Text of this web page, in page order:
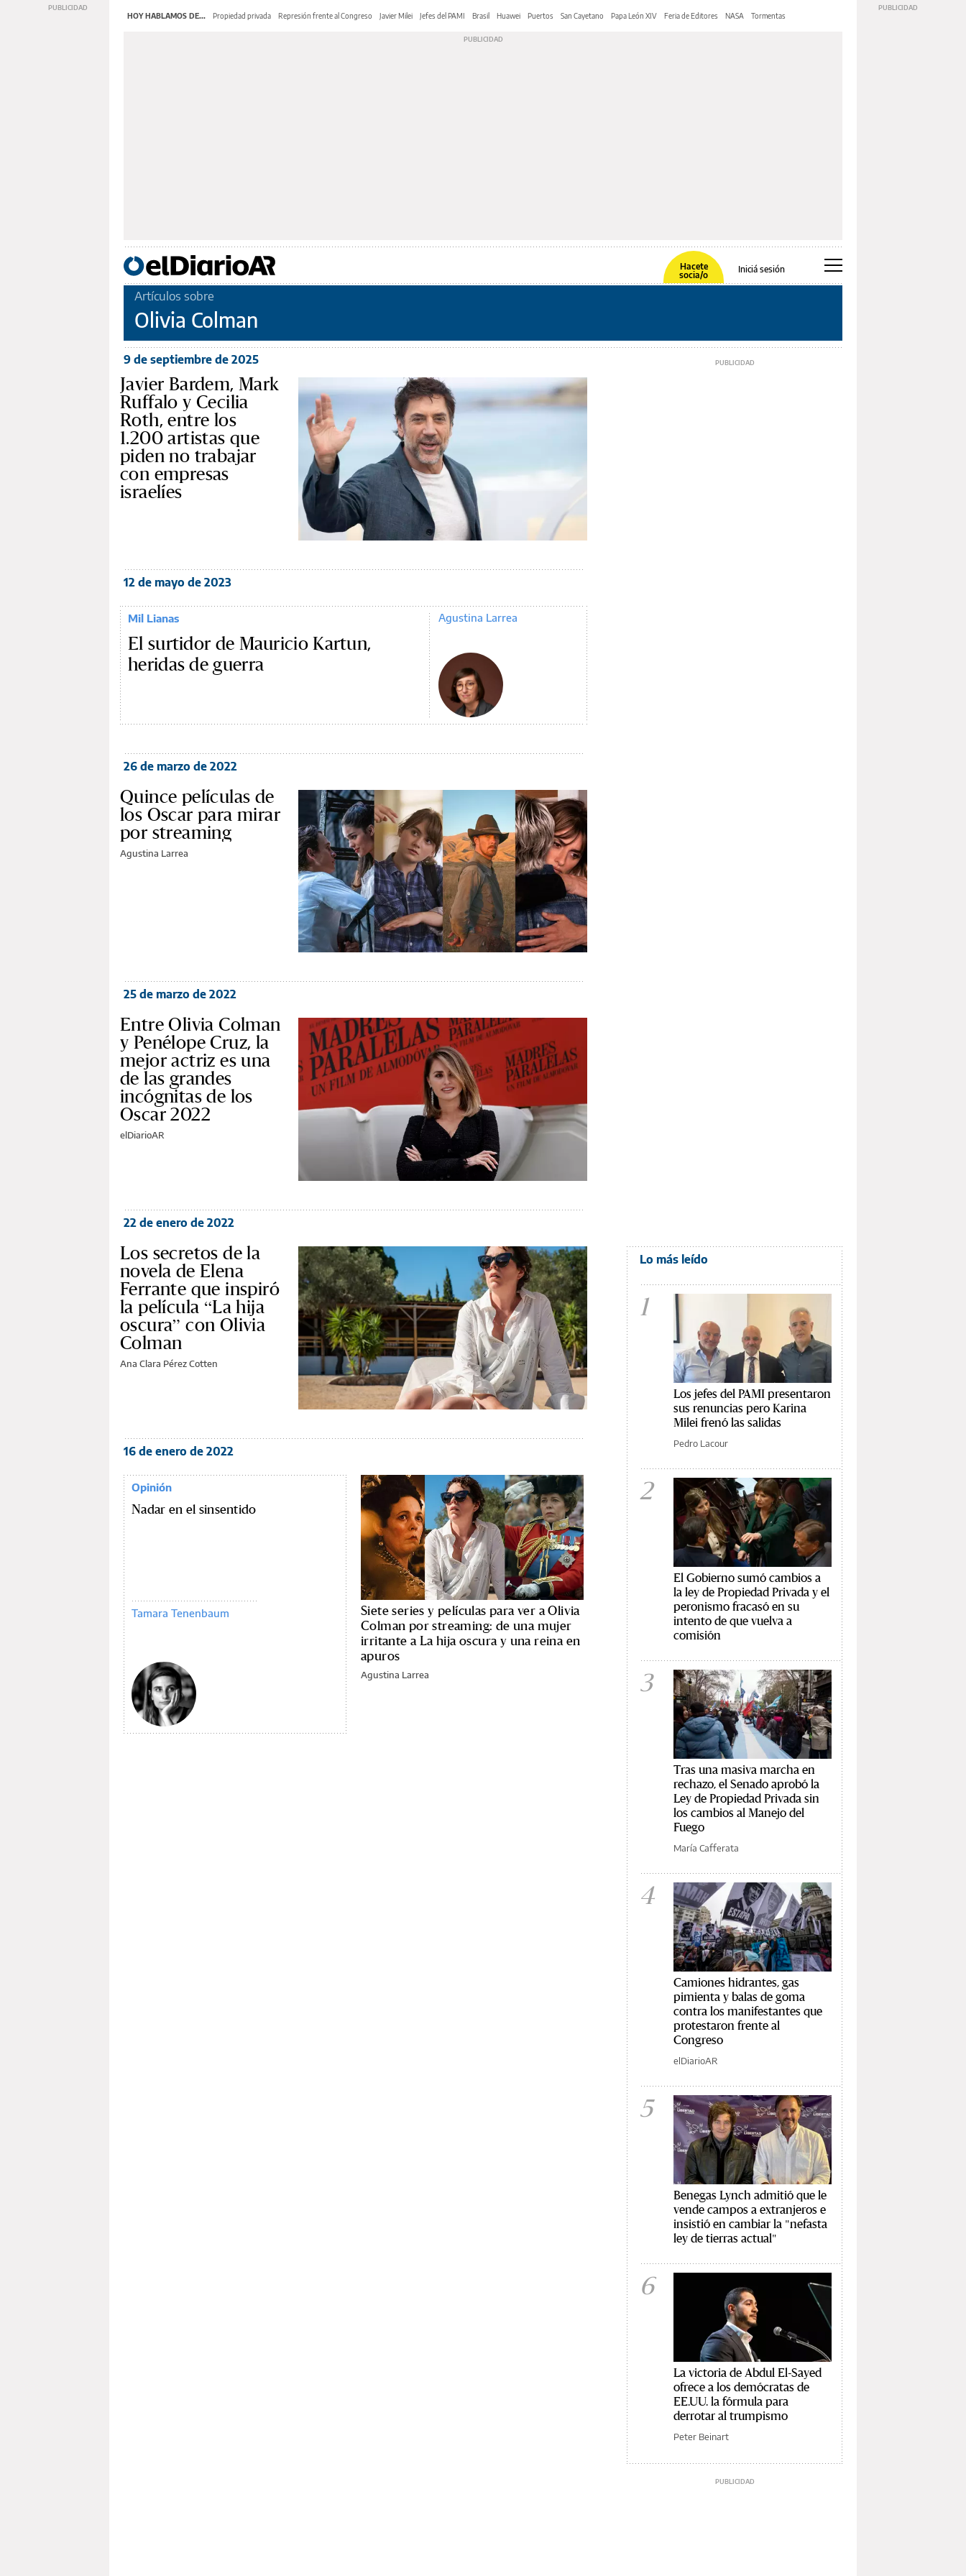
HOY HABLAMOS DE... Propiedad privada Represión frente al Congreso Javier Milei Jefes del PAMI Brasil Huawei Puertos San Cayetano Papa León XIV Feria de Editores NASA Tormentas
Hacete
socia/o
Iniciá sesión
Artículos sobre
Olivia Colman
9 de septiembre de 2025
Javier Bardem, Mark
Ruffalo y Cecilia
Roth, entre los
1.200 artistas que
piden no trabajar
con empresas
israelíes
12 de mayo de 2023
Mil Lianas
El surtidor de Mauricio Kartun,
heridas de guerra
Agustina Larrea
26 de marzo de 2022
Quince películas de
los Oscar para mirar
por streaming
Agustina Larrea
25 de marzo de 2022
Entre Olivia Colman
y Penélope Cruz, la
mejor actriz es una
de las grandes
incógnitas de los
Oscar 2022
elDiarioAR
22 de enero de 2022
Los secretos de la
novela de Elena
Ferrante que inspiró
la película “La hija
oscura” con Olivia
Colman
Ana Clara Pérez Cotten
16 de enero de 2022
Opinión
Nadar en el sinsentido
Tamara Tenenbaum
Siete series y películas para ver a Olivia
Colman por streaming: de una mujer
irritante a La hija oscura y una reina en
apuros
Agustina Larrea
Lo más leído
1
Los jefes del PAMI presentaron
sus renuncias pero Karina
Milei frenó las salidas
Pedro Lacour
2
El Gobierno sumó cambios a
la ley de Propiedad Privada y el
peronismo fracasó en su
intento de que vuelva a
comisión
3
Tras una masiva marcha en
rechazo, el Senado aprobó la
Ley de Propiedad Privada sin
los cambios al Manejo del
Fuego
María Cafferata
4
Camiones hidrantes, gas
pimienta y balas de goma
contra los manifestantes que
protestaron frente al
Congreso
elDiarioAR
5
Benegas Lynch admitió que le
vende campos a extranjeros e
insistió en cambiar la "nefasta
ley de tierras actual"
6
La victoria de Abdul El-Sayed
ofrece a los demócratas de
EE.UU. la fórmula para
derrotar al trumpismo
Peter Beinart